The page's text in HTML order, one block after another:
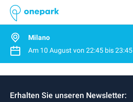
Milano
Am 10 August von 22:45bis23:45
Erhalten Sie unseren Newsletter: